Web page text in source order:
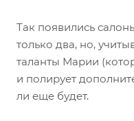
Так появились
только два, но,
таланты Марии
и полирует
ли еще будет.